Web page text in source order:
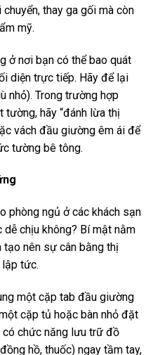
thay ga gối mà còn
mỹ.
ở nơi bạn có thể bao quát
diện trực tiếp. Hãy để lại
nhỏ). Trong trường hợp
hãy “đánh lừa thị
vách đầu giường êm ái để
tường bê tông.
phòng ngủ ở các khách sạn
chịu không? Bí mật nằm
nên sự cân bằng thị
lập tức.
một cặp tab đầu giường
cặp tủ hoặc bàn nhỏ đặt
chức năng lưu trữ đồ
hồ, thuốc) ngay tầm tay,